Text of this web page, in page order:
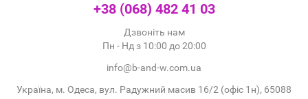
+38 (068) 482 41 03
Дзвоніть нам
Пн - Нд з 10:00 до 20:00
info@b-and-w.com.ua
Україна, м. Одеса, вул. Радужний масив 16/2 (офіс 1н), 65088